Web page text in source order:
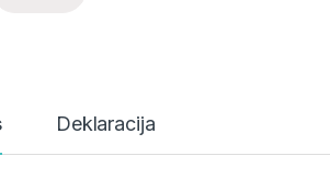
Deklaracija